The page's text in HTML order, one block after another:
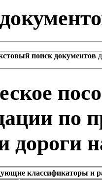
поиск документов
по
дороги
классификаторы и